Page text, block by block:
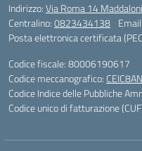
Indirizzo:Via Roma 14
Centralino:0823434138 Email:
Posta elettronica certificata
Codice fiscale: 80006190617
Codice meccanografico:
Codice Indice delle Pubbliche
Codice unico di fatturazione